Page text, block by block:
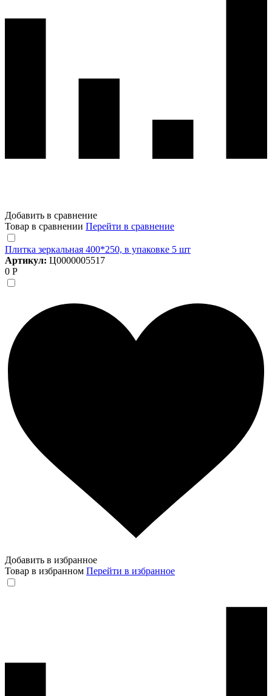
Добавить в сравнение
Товар в сравнении Перейти в сравнение
Плитка зеркальная 400*250, в упаковке 5 шт
Артикул: Ц0000005517
0 Р
Добавить в избранное
Товар в избранном Перейти в избранное